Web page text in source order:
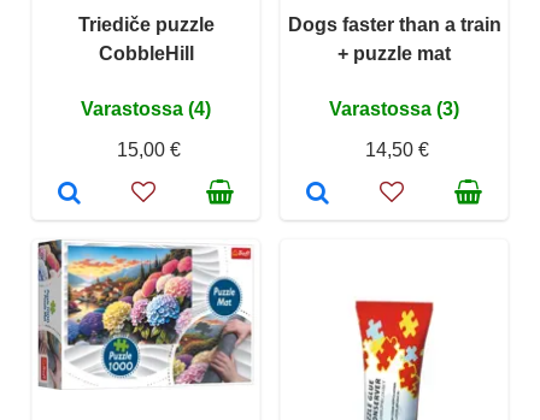
Triediče puzzle
CobbleHill
Varastossa (4)
15,00 €
Dogs faster than a train
+ puzzle mat
Varastossa (3)
14,50 €